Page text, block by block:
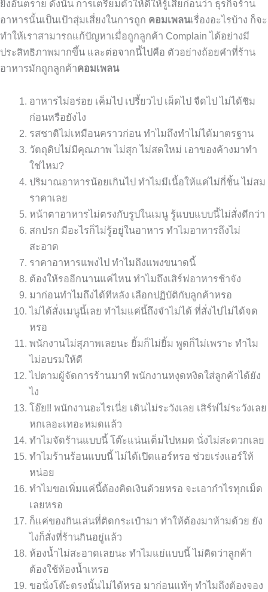
ยิ่งอันตราย ดังนั้น การเตรียมตัวให้ดีให้รู้เสียก่อนว่า ธุรกิจร้าน
อาหารนั้นเป็นเป้าสุ่มเสี่ยงในการถูก คอมเพลนเรื่องอะไรบ้าง ก็จะ
ทำให้เราสามารถแก้ปัญหาเมื่อถูกลูกค้า Complain ได้อย่างมี
ประสิทธิภาพมากขึ้น และต่อจากนี้ไปคือ ตัวอย่างถ้อยคำที่ร้าน
อาหารมักถูกลูกค้าคอมเพลน
อาหารไม่อร่อย เค็มไป เปรี้ยวไป เผ็ดไป จืดไป ไม่ได้ชิม
ก่อนหรือยังไง
รสชาติไม่เหมือนคราวก่อน ทำไมถึงทำไม่ได้มาตรฐาน
วัตถุดิบไม่มีคุณภาพ ไม่สุก ไม่สดใหม่ เอาของค้างมาทำ
ใช่ไหม?
ปริมาณอาหารน้อยเกินไป ทำไมมีเนื้อให้แค่ไม่กี่ชิ้น ไม่สม
ราคาเลย
หน้าตาอาหารไม่ตรงกับรูปในเมนู รู้แบบแบบนี้ไม่สั่งดีกว่า
สกปรก มีอะไรก็ไม่รู้อยู่ในอาหาร ทำไมอาหารถึงไม่
สะอาด
ราคาอาหารแพงไป ทำไมถึงแพงขนาดนี้
ต้องให้รออีกนานแค่ไหน ทำไมถึงเสิร์ฟอาหารช้าจัง
มาก่อนทำไมถึงได้ทีหลัง เลือกปฏิบัติกับลูกค้าหรอ
ไม่ได้สั่งเมนูนี้เลย ทำไมแค่นี้ถึงจำไม่ได้ ที่สั่งไปไม่ได้จด
หรอ
พนักงานไม่สุภาพเลยนะ ยิ้มก็ไม่ยิ้ม พูดก็ไม่เพราะ ทำไม
ไม่อบรมให้ดี
ไปตามผู้จัดการร้านมาที พนักงานหงุดหงิดใส่ลูกค้าได้ยัง
ไง
โอ๊ย!! พนักงานอะไรเนี่ย เดินไม่ระวังเลย เสิร์ฟไม่ระวังเลย
หกเลอะเทอะหมดแล้ว
ทำไมจัดร้านแบบนี้ โต๊ะแน่นเต็มไปหมด นั่งไม่สะดวกเลย
ทำไมร้านร้อนแบบนี้ ไม่ได้เปิดแอร์หรอ ช่วยเร่งแอร์ให้
หน่อย
ทำไมขอเพิ่มแค่นี้ต้องคิดเงินด้วยหรอ จะเอากำไรทุกเม็ด
เลยหรอ
ก็แค่ของกินเล่นที่ติดกระเป๋ามา ทำให้ต้องมาห้ามด้วย ยัง
ไงก็สั่งที่ร้านกินอยู่แล้ว
ห้องน้ำไม่สะอาดเลยนะ ทำไมแย่แบบนี้ ไม่คิดว่าลูกค้า
ต้องใช้ห้องน้ำเหรอ
ขอนั่งโต๊ะตรงนั้นไม่ได้หรอ มาก่อนแท้ๆ ทำไมถึงต้องจอง